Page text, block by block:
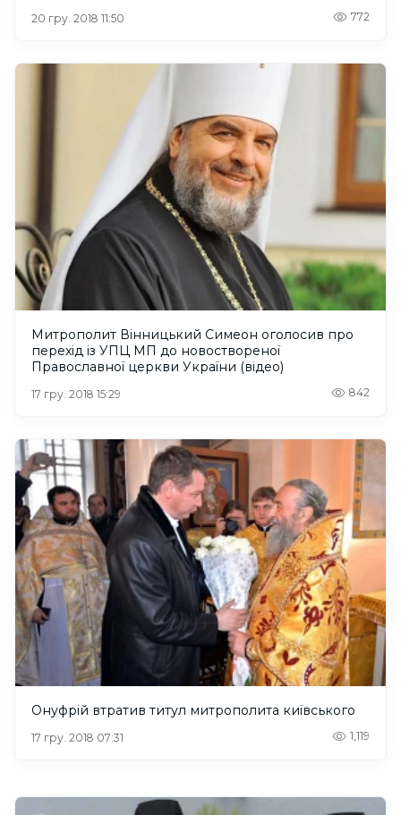
20 гру. 2018 11:50 772
Митрополит Вінницький Симеон оголосив про
перехід із УПЦ МП до новоствореної
Православної церкви України (відео)
17 гру. 2018 15:29 842
Онуфрій втратив титул митрополита київського
17 гру. 2018 07:31 1,119